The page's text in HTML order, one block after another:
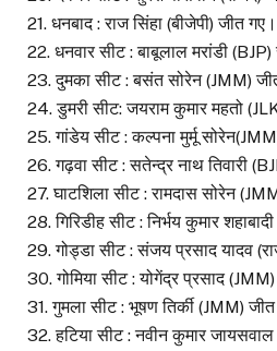
21. धनबाद : राज सिंहा (बीजेपी) जीत गए।
22. धनवार सीट : बाबूलाल मरांडी
23. दुमका सीट : बसंत सोरेन (JMM)
24. डुमरी सीट: जयराम कुमार महतो
25. गांडेय सीट : कल्पना मुर्मू
26. गढ़वा सीट : सतेन्द्र नाथ तिवारी
27. घाटशिला सीट : रामदास सोरेन
28. गिरिडीह सीट : निर्भय कुमार
29. गोड्डा सीट : संजय प्रसाद यादव
30. गोमिया सीट : योगेंद्र प्रसाद
31. गुमला सीट : भूषण तिर्की (JMM)
32. हटिया सीट : नवीन कुमार